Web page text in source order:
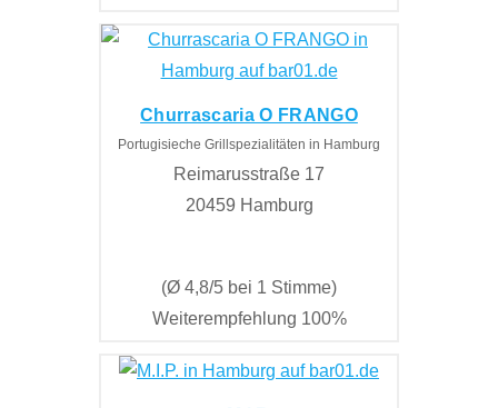
Churrascaria O FRANGO
Portugisieche Grillspezialitäten in Hamburg
Reimarusstraße 17
20459 Hamburg
(Ø 4,8/5 bei 1 Stimme)
Weiterempfehlung 100%